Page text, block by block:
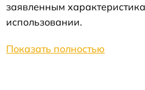
заявленным
использовании.
Показать полностью